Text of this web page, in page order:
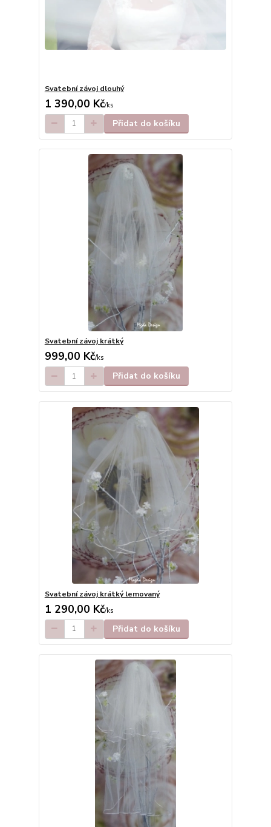
Svatební závoj dlouhý
1 390,00 Kč/ks
Přidat do košíku
Svatební závoj krátký
999,00 Kč/ks
Přidat do košíku
Svatební závoj krátký lemovaný
1 290,00 Kč/ks
Přidat do košíku